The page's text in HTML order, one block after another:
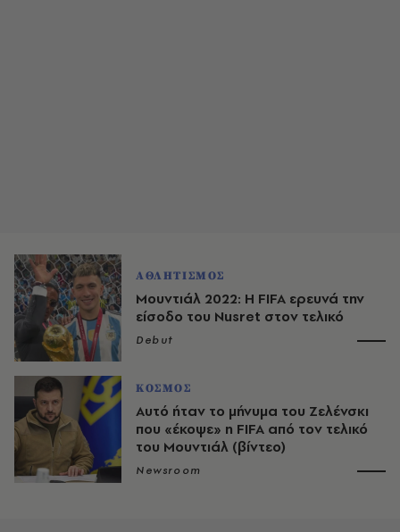
ΑΘΛΗΤΙΣΜΟΣ
Μουντιάλ 2022: Η FIFA ερευνά την
είσοδο του Nusret στον τελικό
Debut
ΚΟΣΜΟΣ
Αυτό ήταν το μήνυμα του Ζελένσκι
που «έκοψε» η FIFA από τον τελικό
του Μουντιάλ (βίντεο)
Newsroom